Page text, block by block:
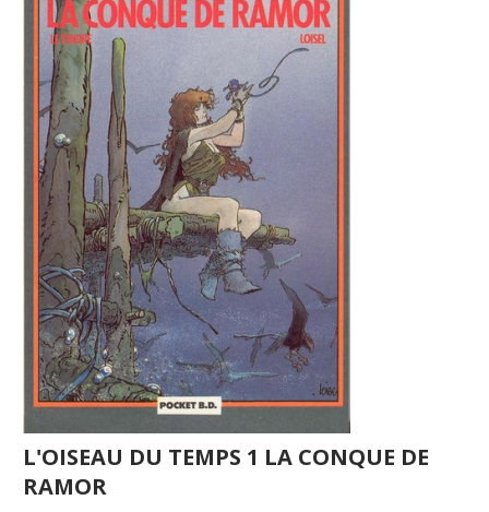
L'OISEAU DU TEMPS 1 LA CONQUE DE
RAMOR